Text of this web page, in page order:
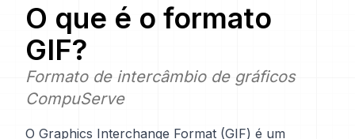
O que é o formato
GIF?
Formato de intercâmbio de gráficos
CompuServe
O Graphics Interchange Format (GIF) é um